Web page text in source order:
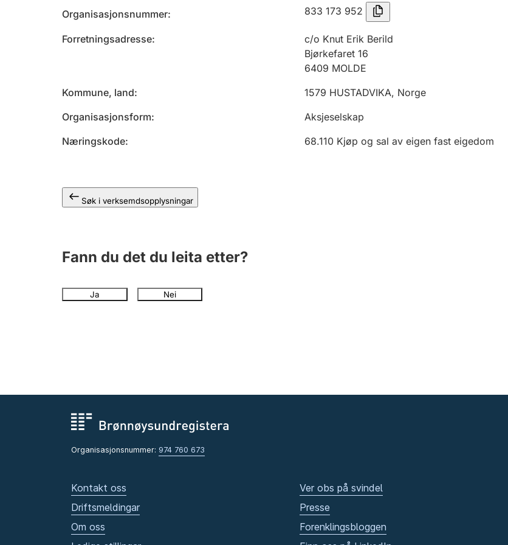
Organisasjonsnummer 833 173 952
Forretningsadresse
c/o Knut Erik Berild
Bjørkefaret 16
6409 MOLDE
Kommune, land
1579 HUSTADVIKA, Norge
Organisasjonsform
Aksjeselskap
Næringskode
68.110 Kjøp og sal av eigen fast eigedom
Søk i verksemdsopplysningar
Fann du det du leita etter?
Ja Nei
Organisasjonsnummer: 974 760 673
Kontakt oss
Driftsmeldingar
Om oss
Ver obs på svindel
Presse
Forenklingsbloggen